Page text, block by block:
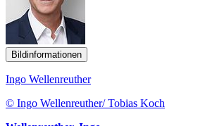
Bildinformationen
Ingo Wellenreuther
© Ingo Wellenreuther/ Tobias Koch